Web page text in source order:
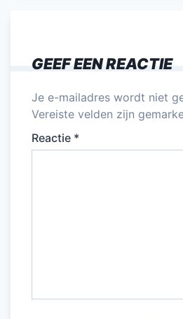
GEEF EEN REACTIE
Je e-mailadres wordt niet
Vereiste velden zijn
Reactie *